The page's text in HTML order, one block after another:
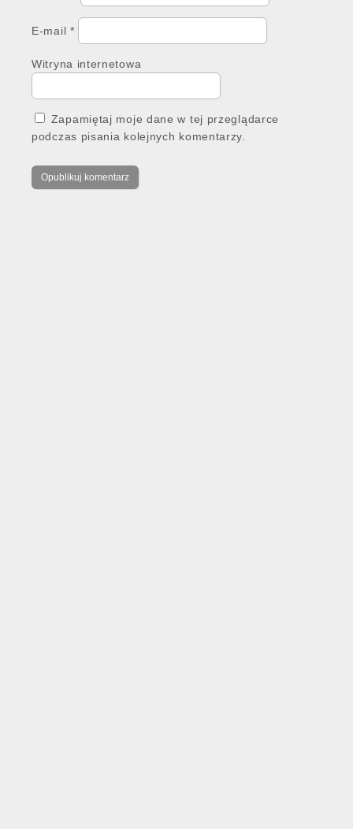
E-mail *
Witryna internetowa
Zapamiętaj moje dane w tej przeglądarce
podczas pisania kolejnych komentarzy.